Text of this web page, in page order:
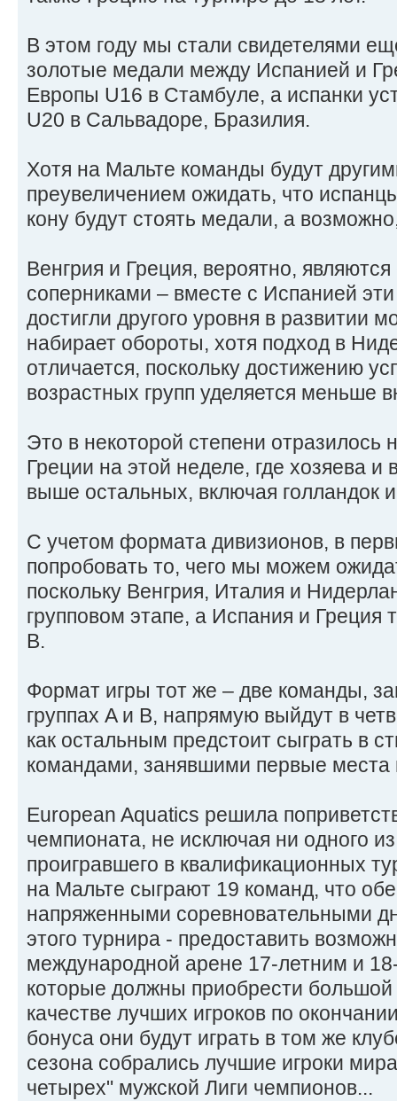
В этом году мы стали свидетелями
золотые медали между Испанией и
Европы U16 в Стамбуле, а испанки
U20 в Сальвадоре, Бразилия.
Хотя на Мальте команды будут
преувеличением ожидать, что
кону будут стоять медали, а
Венгрия и Греция, вероятно,
соперниками – вместе с Испанией
достигли другого уровня в развитии
набирает обороты, хотя подход в
отличается, поскольку достижению
возрастных групп уделяется меньше
Это в некоторой степени отразилось
Греции на этой неделе, где хозяева и
выше остальных, включая голландок
С учетом формата дивизионов, в
попробовать то, чего мы можем
поскольку Венгрия, Италия и
групповом этапе, а Испания и Греция
В.
Формат игры тот же – две команды,
группах A и B, напрямую выйдут в
как остальным предстоит сыграть в
командами, занявшими первые места
European Aquatics решила
чемпионата, не исключая ни одного
проигравшего в квалификационных
на Мальте сыграют 19 команд, что
напряженными соревновательными
этого турнира - предоставить
международной арене 17-летним и
которые должны приобрести большой
качестве лучших игроков по
бонуса они будут играть в том же
сезона собрались лучшие игроки
четырех" мужской Лиги чемпионов...